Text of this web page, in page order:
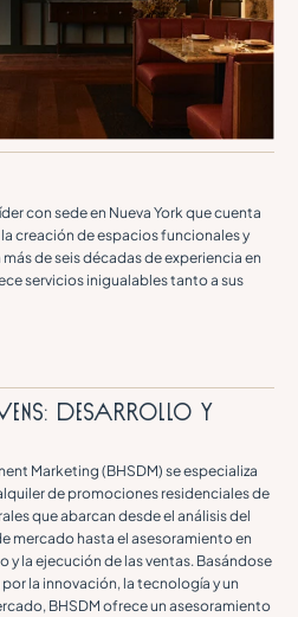
con sede en Nueva York que cuenta
creación de espacios funcionales y
de seis décadas de experiencia en
servicios inigualables tanto a sus
Desarrollo y
Marketing (BHSDM) se especializa
de promociones residenciales de
que abarcan desde el análisis del
mercado hasta el asesoramiento en
la ejecución de las ventas. Basándose
la innovación, la tecnología y un
BHSDM ofrece un asesoramiento